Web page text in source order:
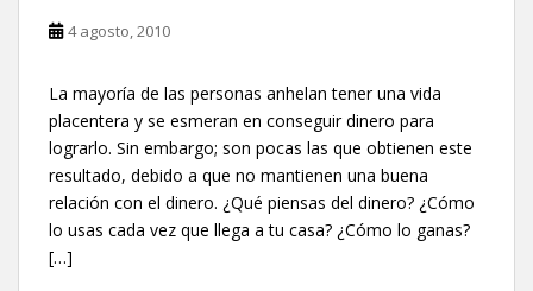
4 agosto, 2010
La mayoría de las personas anhelan tener una vida
placentera y se esmeran en conseguir dinero para
lograrlo. Sin embargo; son pocas las que obtienen este
resultado, debido a que no mantienen una buena
relación con el dinero. ¿Qué piensas del dinero? ¿Cómo
lo usas cada vez que llega a tu casa? ¿Cómo lo ganas?
[…]